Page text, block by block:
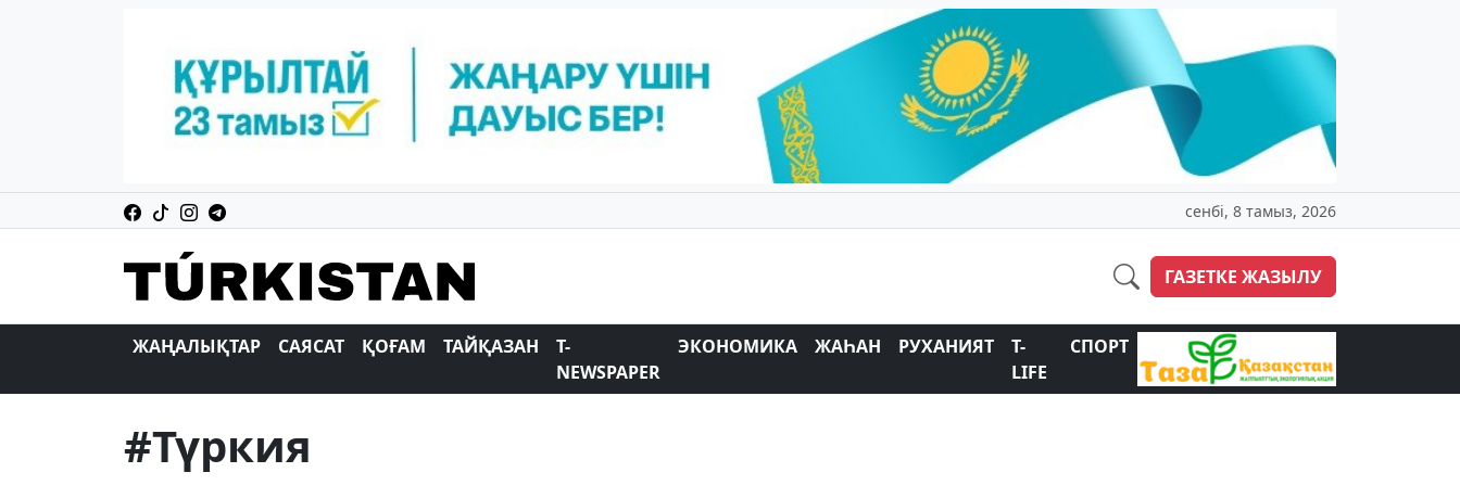
сенбі, 8 тамыз, 2026
ГАЗЕТКЕ ЖАЗЫЛУ
ЖАҢАЛЫҚТАР САЯСАТ ҚОҒАМ ТАЙҚАЗАН
T-
NEWSPAPER
ЭКОНОМИКА ЖАҺАН РУХАНИЯТ
T-
LIFE
СПОРТ
#Түркия